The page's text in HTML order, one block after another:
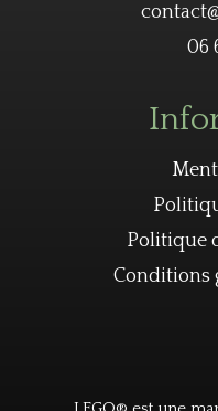
06
Politique
Conditions